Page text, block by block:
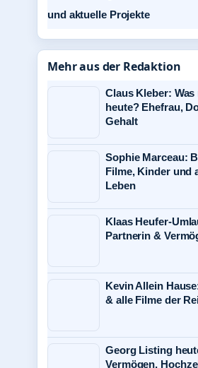
und aktuelle Projekte
Mehr aus der Redaktion
Claus Kleber: Was
heute? Ehefrau,
Gehalt
Sophie Marceau:
Filme, Kinder und
Leben
Klaas Heufer-
Partnerin &
Kevin Allein
& alle Filme der
Georg Listing
Vermögen,